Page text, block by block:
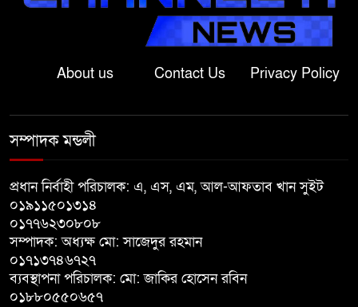
শেরপুরের সীমান্তে বিজিবির অভিযানে
৮১ লাখ টাকার ভারতীয় ওষুধ জব্দ
পঞ্চগড়ে ১০ দফা দাবিতে ১১ দলীয়
বাগাতিপাড়ায় স্বামীর মৃত্যুর আধা
About us Contact Us Privacy Policy
সম্পাদক মন্ডলী
প্রধান নির্বাহী পরিচালক: এ, এস, এম, আল-আফতাব খান সুইট
০১৯১১৫০১৩১৪
০১৭৭৬২৩০৮০৮
সম্পাদক: অধ্যক্ষ মো: সাজেদুর রহমান
০১৭১৩৭৪৬৭২৭
ব্যবস্থাপনা পরিচালক: মো: জাকির হোসেন রবিন
০১৮৮০৫৫০৬৫৭